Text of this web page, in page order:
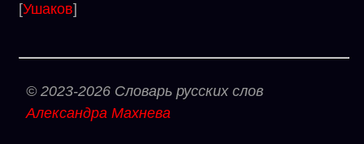
[Ушаков]
© 2023-2026 Словарь русских слов
Александра Махнева